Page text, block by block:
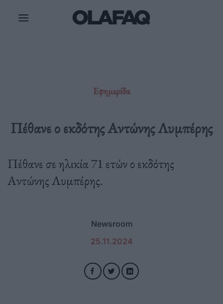
Εφημερίδα
Πέθανε ο εκδότης Αντώνης Λυμπέρης
Πέθανε σε ηλικία 71 ετών ο εκδότης
Αντώνης Λυμπέρης.
Newsroom
25.11.2024